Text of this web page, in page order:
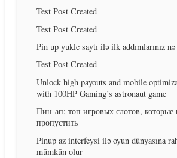
Test Post Created
Test Post Created
Pin up yukle saytı ilə ilk addımlarınız nə
Test Post Created
Unlock high payouts and mobile
with 100HP Gaming’s astronaut game
Пин-ап: топ игровых слотов, которые
пропустить
Pinup az interfeysi ilə oyun dünyasına
mümkün olur